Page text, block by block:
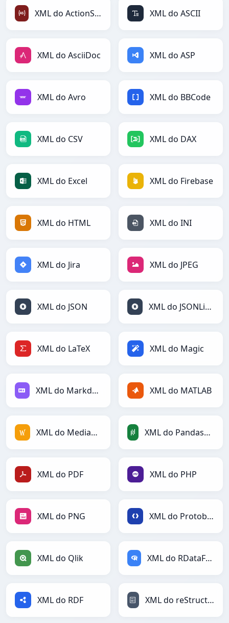
XML do ActionScript XML do ASCII
XML do AsciiDoc XML do ASP
XML do Avro XML do BBCode
XML do CSV XML do DAX
XML do Excel XML do Firebase
XML do HTML XML do INI
XML do Jira XML do JPEG
XML do JSON XML do JSONLines
XML do LaTeX XML do Magic
XML do Markdown XML do MATLAB
XML do MediaWiki XML do PandasDataFrame
XML do PDF XML do PHP
XML do PNG XML do Protobuf
XML do Qlik XML do RDataFrame
XML do RDF XML do reStructuredText